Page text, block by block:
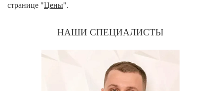
странице "Цены".
НАШИ СПЕЦИАЛИСТЫ